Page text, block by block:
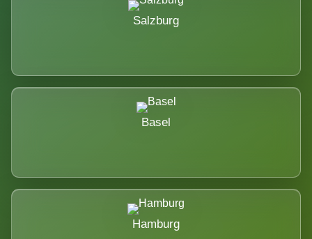
Salzburg
Basel
Hamburg